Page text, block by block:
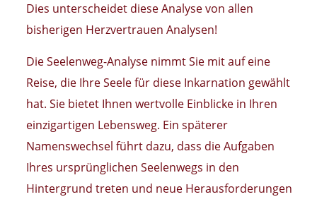
Dies unterscheidet diese Analyse von allen
bisherigen Herzvertrauen Analysen!
Die Seelenweg-Analyse nimmt Sie mit auf eine
Reise, die Ihre Seele für diese Inkarnation gewählt
hat. Sie bietet Ihnen wertvolle Einblicke in Ihren
einzigartigen Lebensweg. Ein späterer
Namenswechsel führt dazu, dass die Aufgaben
Ihres ursprünglichen Seelenwegs in den
Hintergrund treten und neue Herausforderungen